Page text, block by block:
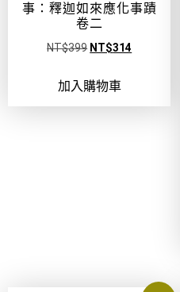
事：釋迦如來應化事蹟
卷二
NT$399 NT$314
加入購物車